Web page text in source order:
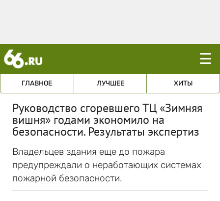
☰
ГЛАВНОЕ ЛУЧШЕЕ ХИТЫ
Руководство сгоревшего ТЦ «Зимняя
вишня» годами экономило на
безопасности. Результаты экспертиз
Владельцев здания еще до пожара
предупреждали о неработающих системах
пожарной безопасности.